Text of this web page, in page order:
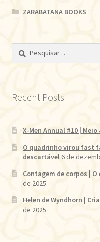
ZARABATANA BOOKS
Pesquisar
Recent Posts
X-Men Annual #10 |
O quadrinho virou fast
descartável6 de
Contagem de corpos |
de 2025
Helen de Wyndhorn |
de 2025